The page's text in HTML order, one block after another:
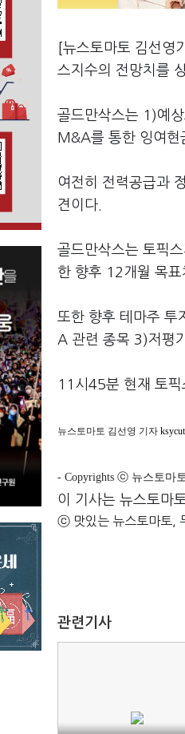
[뉴스토마토 김선영
스지수의 전망치를
골드만삭스는 1)예
M&A를 통한 잉여현
여전히 전력공급과
견이다.
골드만삭스는 토픽
한 향후 12개월 목
또한 향후 테마주 투
A 관련 종목 3)저평
11시45분 현재 토
뉴스토마토 김선영 기자
- Copyrights ⓒ 뉴스토마
이 기사는 뉴스토마
ⓒ 맛있는 뉴스토마토,
관련기사